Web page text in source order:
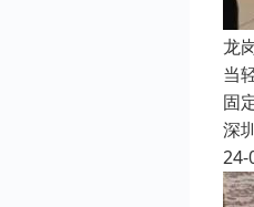
龙
当
固
深
24-